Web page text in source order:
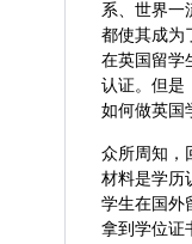
系、世界一
都使其成为
在英国留学
认证。但是
如何做英国
众所周知，
材料是学历
学生在国外
拿到学位证